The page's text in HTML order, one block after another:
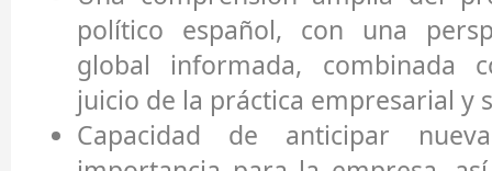
político español, con una
global informada, combinada
juicio de la práctica empresarial y
Capacidad de anticipar